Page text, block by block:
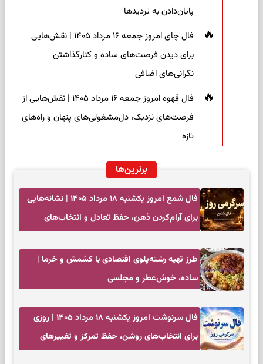
پایان‌دادن به تردیدها
فال چای امروز جمعه ۱۶ مرداد ۱۴۰۵ | نقش‌هایی
برای دیدن فرصت‌های ساده و کنارگذاشتن
نگرانی‌های اضافی
فال قهوه امروز جمعه ۱۶ مرداد ۱۴۰۵ | نقش‌هایی از
فرصت‌های نزدیک، دل‌مشغولی‌های پنهان و راه‌های
تازه
برترین‌ها
فال شمع امروز یکشنبه ۱۸ مرداد ۱۴۰۵ | نشانه‌هایی
برای آرام‌کردن ذهن، حفظ تعادل و انتخاب‌های
طرز تهیه رشته‌پلوی اقتصادی با کشمش و خرما |
ساده، خوش‌عطر و مجلسی
فال سرنوشت امروز یکشنبه ۱۸ مرداد ۱۴۰۵ | روزی
برای انتخاب‌های روشن، حفظ تمرکز و تغییرهای